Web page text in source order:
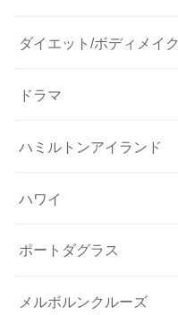
ダイエット/ボディメイク
ドラマ
ハミルトンアイランド
ハワイ
ポートダグラス
メルボルンクルーズ